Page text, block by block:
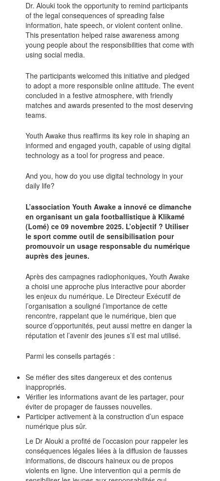
Dr. Alouki took the opportunity to remind participants
of the legal consequences of spreading false
information, hate speech, or violent content online.
This presentation helped raise awareness among
young people about the responsibilities that come with
using social media.
The participants welcomed this initiative and pledged
to adopt a more responsible online attitude. The event
concluded in a festive atmosphere, with friendly
matches and awards presented to the most deserving
teams.
Youth Awake thus reaffirms its key role in shaping an
informed and engaged youth, capable of using digital
technology as a tool for progress and peace.
And you, how do you use digital technology in your
daily life?
L’association Youth Awake a innové ce dimanche
en organisant un gala footballistique à Klikamé
(Lomé) ce 09 novembre 2025. L’objectif ? Utiliser
le sport comme outil de sensibilisation pour
promouvoir un usage responsable du numérique
auprès des jeunes.
Après des campagnes radiophoniques, Youth Awake
a choisi une approche plus interactive pour aborder
les enjeux du numérique. Le Directeur Exécutif de
l’organisation a souligné l’importance de cette
rencontre, rappelant que le numérique, bien que
source d’opportunités, peut aussi mettre en danger la
réputation et l’avenir des jeunes s’il est mal utilisé.
Parmi les conseils partagés :
Se méfier des sites dangereux et des contenus
inappropriés.
Vérifier les informations avant de les partager, pour
éviter de propager de fausses nouvelles.
Participer activement à la construction d’un espace
numérique plus sûr.
Le Dr Alouki a profité de l’occasion pour rappeler les
conséquences légales liées à la diffusion de fausses
informations, de discours haineux ou de propos
violents en ligne. Une intervention qui a permis de